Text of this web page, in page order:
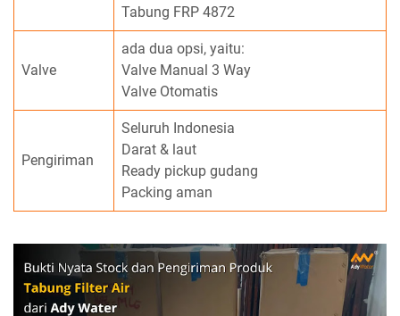
Tabung FRP 4872
Valve
ada dua opsi, yaitu:
Valve Manual 3 Way
Valve Otomatis
Pengiriman
Seluruh Indonesia
Darat & laut
Ready pickup gudang
Packing aman